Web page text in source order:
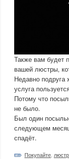
Также вам будет
вашей люстры,
Недавно подруга
услуга
Потому что
не было.
Был один
следующем
спадёт.
Покупайте